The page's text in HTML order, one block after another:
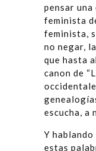
pensar
feminista
feminista,
no negar,
que hasta
canon de
escucha, a
Y
estas